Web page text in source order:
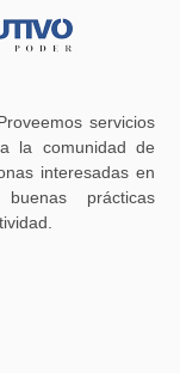
servicios
la comunidad de
interesadas en
prácticas